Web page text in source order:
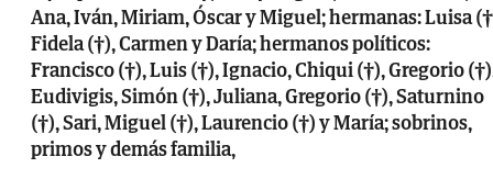
Ana, Iván, Miriam, Óscar y Miguel; hermanas: Luisa
Fidela (†), Carmen y Daría; hermanos políticos:
Francisco (†), Luis (†), Ignacio, Chiqui (†), Gregorio
Eudivigis, Simón (†), Juliana, Gregorio (†), Saturnino
(†), Sari, Miguel (†), Laurencio (†) y María; sobrinos,
primos y demás familia,